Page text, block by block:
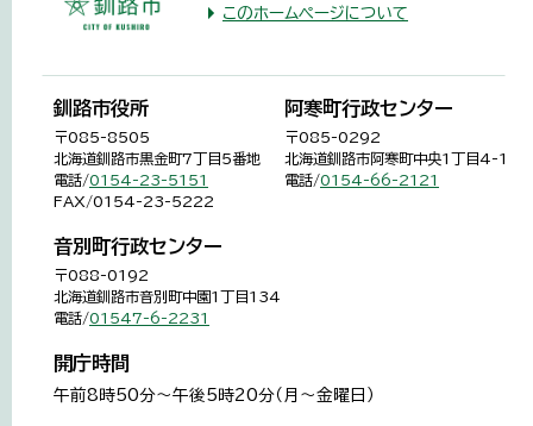
このホームページについて
釧路市役所
〒085-8505
北海道釧路市黒金町7丁目5番地
電話/0154-23-5151
FAX/0154-23-5222
阿寒町行政センター
〒085-0292
北海道釧路市阿寒町中央1丁目4-1
電話/0154-66-2121
音別町行政センター
〒088-0192
北海道釧路市音別町中園1丁目134
電話/01547-6-2231
開庁時間
午前8時50分～午後5時20分（月～金曜日）